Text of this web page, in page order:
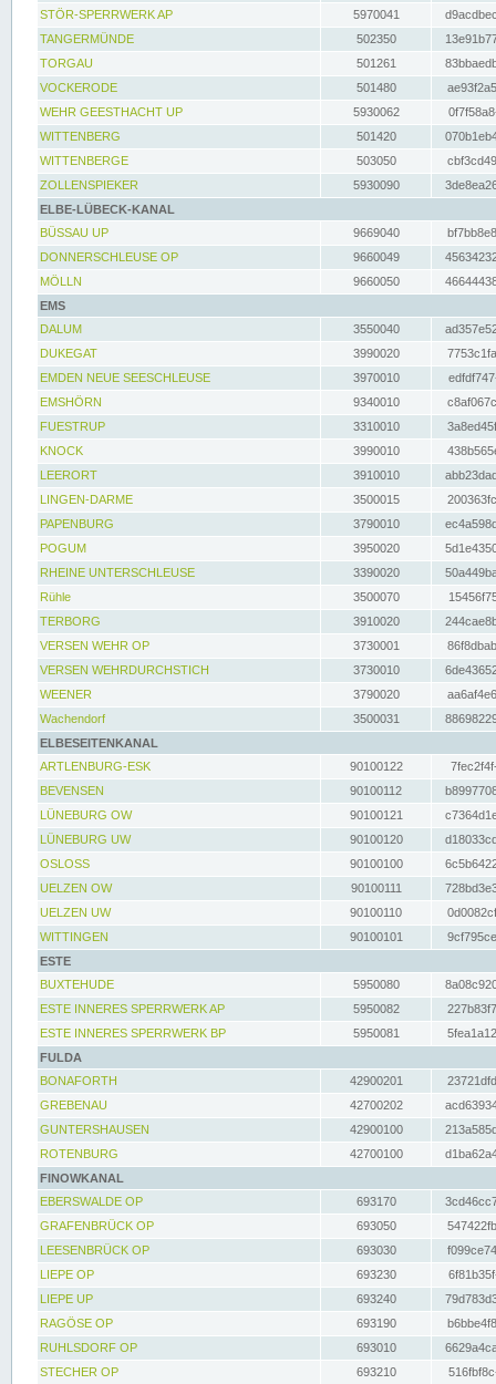
STÖR-SPERRWERK AP 5970041
TANGERMÜNDE
502350
TORGAU
501261
VOCKERODE
501480
WEHR GEESTHACHT UP
5930062
WITTENBERG
501420
WITTENBERGE
503050
ZOLLENSPIEKER
5930090
ELBE-LÜBECK-KANAL
BÜSSAU UP
9669040
DONNERSCHLEUSE OP
9660049
MÖLLN
9660050
EMS
DALUM
3550040
DUKEGAT
3990020
EMDEN NEUE SEESCHLEUSE
3970010
EMSHÖRN
9340010
FUESTRUP
3310010
KNOCK
3990010
LEERORT
3910010
LINGEN-DARME
3500015
PAPENBURG
3790010
POGUM
3950020
RHEINE UNTERSCHLEUSE
3390020
Rühle
3500070
TERBORG
3910020
VERSEN WEHR OP
3730001
VERSEN WEHRDURCHSTICH
3730010
WEENER
3790020
Wachendorf
3500031
ELBESEITENKANAL
ARTLENBURG-ESK
90100122
BEVENSEN
90100112
LÜNEBURG OW
90100121
LÜNEBURG UW
90100120
OSLOSS
90100100
UELZEN OW
90100111
UELZEN UW
90100110
WITTINGEN
90100101
ESTE
BUXTEHUDE
5950080
ESTE INNERES SPERRWERK AP
5950082
ESTE INNERES SPERRWERK BP
5950081
FULDA
BONAFORTH
42900201
GREBENAU
42700202
GUNTERSHAUSEN
42900100
ROTENBURG
42700100
FINOWKANAL
EBERSWALDE OP
693170
GRAFENBRÜCK OP
693050
LEESENBRÜCK OP
693030
LIEPE OP
693230
LIEPE UP
693240
RAGÖSE OP
693190
RUHLSDORF OP
693010
STECHER OP
693210